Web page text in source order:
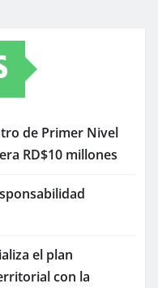
de Primer Nivel
RD$10 millones
el plan
con la